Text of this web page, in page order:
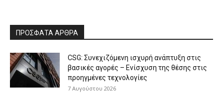
ΠΡΟΣΦΑΤΑ ΑΡΘΡΑ
CSG: Συνεχιζόμενη ισχυρή ανάπτυξη στις
βασικές αγορές – Ενίσχυση της θέσης στις
προηγμένες τεχνολογίες
7 Αυγούστου 2026